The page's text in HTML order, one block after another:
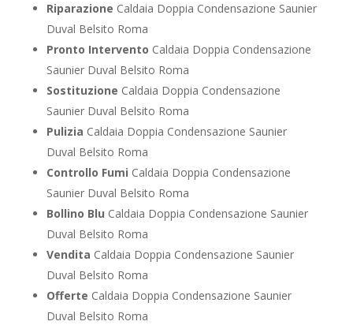
Riparazione Caldaia Doppia Condensazione Saunier
Duval Belsito Roma
Pronto Intervento Caldaia Doppia Condensazione
Saunier Duval Belsito Roma
Sostituzione Caldaia Doppia Condensazione
Saunier Duval Belsito Roma
Pulizia Caldaia Doppia Condensazione Saunier
Duval Belsito Roma
Controllo Fumi Caldaia Doppia Condensazione
Saunier Duval Belsito Roma
Bollino Blu Caldaia Doppia Condensazione Saunier
Duval Belsito Roma
Vendita Caldaia Doppia Condensazione Saunier
Duval Belsito Roma
Offerte Caldaia Doppia Condensazione Saunier
Duval Belsito Roma